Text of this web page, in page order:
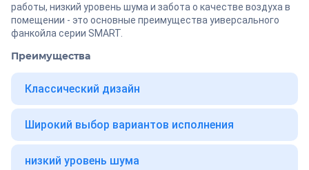
работы, низкий уровень шума и забота о качестве воздуха в
помещении - это основные преимущества уиверсального
фанкойла серии SMART.
Преимущества
Классический дизайн
Широкий выбор вариантов исполнения
низкий уровень шума